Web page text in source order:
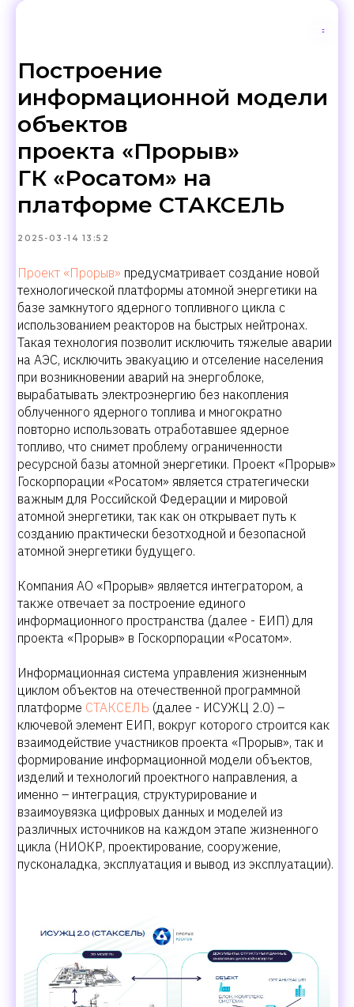
Построение
информационной модели
объектов
проекта «Прорыв»
ГК «Росатом» на
платформе СТАКСЕЛЬ
2025-03-14 13:52
Проект «Прорыв» предусматривает создание новой
технологической платформы атомной энергетики на
базе замкнутого ядерного топливного цикла с
использованием реакторов на быстрых нейтронах.
Такая технология позволит исключить тяжелые аварии
на АЭС, исключить эвакуацию и отселение населения
при возникновении аварий на энергоблоке,
вырабатывать электроэнергию без накопления
облученного ядерного топлива и многократно
повторно использовать отработавшее ядерное
топливо, что снимет проблему ограниченности
ресурсной базы атомной энергетики. Проект «Прорыв»
Госкорпорации «Росатом» является стратегически
важным для Российской Федерации и мировой
атомной энергетики, так как он открывает путь к
созданию практически безотходной и безопасной
атомной энергетики будущего.
Компания АО «Прорыв» является интегратором, а
также отвечает за построение единого
информационного пространства (далее - ЕИП) для
проекта «Прорыв» в Госкорпорации «Росатом».
Информационная система управления жизненным
циклом объектов на отечественной программной
платформе СТАКСЕЛЬ (далее - ИСУЖЦ 2.0) –
ключевой элемент ЕИП, вокруг которого строится как
взаимодействие участников проекта «Прорыв», так и
формирование информационной модели объектов,
изделий и технологий проектного направления, а
именно – интеграция, структурирование и
взаимоувязка цифровых данных и моделей из
различных источников на каждом этапе жизненного
цикла (НИОКР, проектирование, сооружение,
пусконаладка, эксплуатация и вывод из эксплуатации).